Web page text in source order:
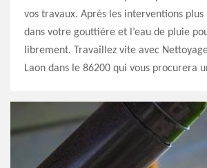
vos travaux. Après les interventions
dans votre gouttière et l’eau de pluie
librement. Travaillez vite avec
Laon dans le 86200 qui vous procurera